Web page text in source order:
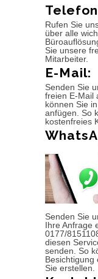
Rufen Sie
über alle
Sie unsere
Mitarbeiter.
E-Mail:
Senden Sie
freien E-Mail
können Sie
anfügen. So
kostenfreies
Senden Sie
Ihre Anfrage
0177/
diesen
senden. So
Besichtigung
Sie erstellen.